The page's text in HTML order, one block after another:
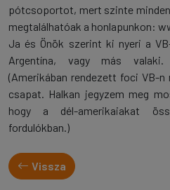
pótcsoportot, mert szinte
megtalálhatóak a honlapunkon:
Ja és Önök szerint ki nyeri a
Argentína, vagy más
(Amerikában rendezett foci VB-
csapat. Halkan jegyzem meg
hogy a dél-amerikaiakat
fordulókban.)
Vissza